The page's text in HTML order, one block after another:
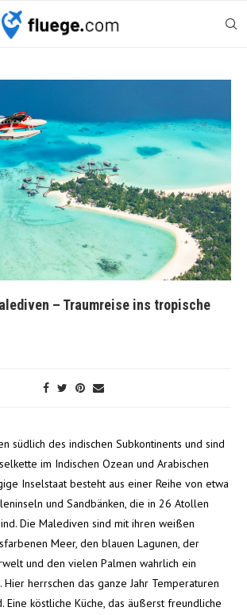
– Traumreise ins tropische
südlich des indischen Subkontinents und sind
im Indischen Ozean und Arabischen
Inselstaat besteht aus einer Reihe von etwa
und Sandbänken, die in 26 Atollen
Die Malediven sind mit ihren weißen
Meer, den blauen Lagunen, der
und den vielen Palmen wahrlich ein
Hier herrschen das ganze Jahr Temperaturen
Eine köstliche Küche, das äußerst freundliche